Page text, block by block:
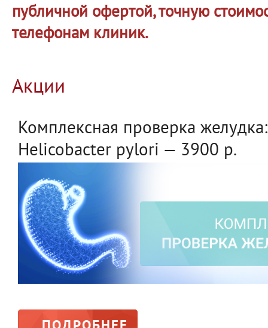
публичной офертой, точную
телефонам клиник.
Акции
Комплексная проверка
Helicobacter pylori — 3900 р.